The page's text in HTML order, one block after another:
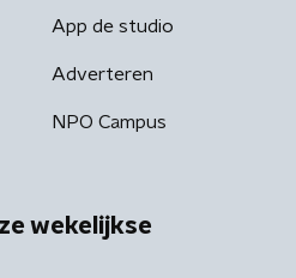
App de studio
Adverteren
NPO Campus
wekelijkse